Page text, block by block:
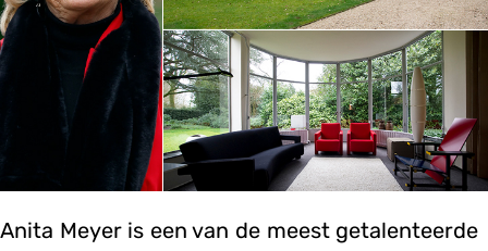
Anita Meyer is een van de meest getalenteerde